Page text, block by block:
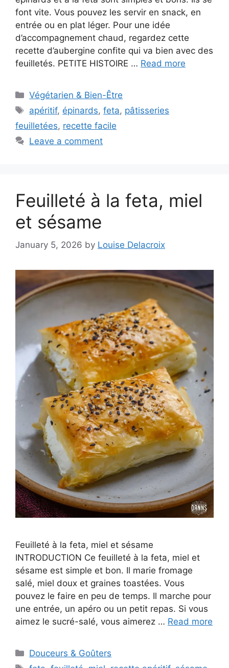
font vite. Vous pouvez les servir en snack, en
entrée ou en plat léger. Pour une idée
d’accompagnement chaud, regardez cette
recette d’aubergine confite qui va bien avec des
feuilletés. PETITE HISTOIRE … Read more
Categories
Végétarien & Bien-Être
Tags
apéritif, épinards,feta, pâtisseries
feuilletées, recette facile
Leave a comment
Feuilleté à la feta, miel
et sésame
January 5, 2026 by Louise Delacroix
Feuilleté à la feta, miel et sésame
INTRODUCTION Ce feuilleté à la feta, miel et
sésame est simple et bon. Il marie fromage
salé, miel doux et graines toastées. Vous
pouvez le faire en peu de temps. Il marche pour
une entrée, un apéro ou un petit repas. Si vous
aimez le sucré-salé, vous aimerez … Read more
Categories
Douceurs & Goûters